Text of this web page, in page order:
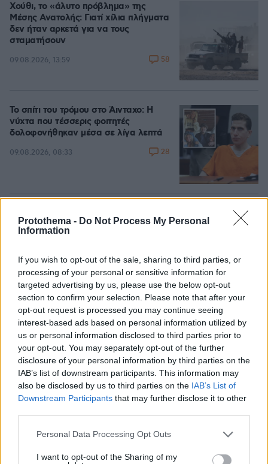
Protothema - Do Not Process My Personal
Information
If you wish to opt-out of the sale, sharing to third parties, or
processing of your personal or sensitive information for
targeted advertising by us, please use the below opt-out
section to confirm your selection. Please note that after your
opt-out request is processed you may continue seeing
interest-based ads based on personal information utilized by
us or personal information disclosed to third parties prior to
your opt-out. You may separately opt-out of the further
disclosure of your personal information by third parties on the
IAB’s list of downstream participants. This information may
also be disclosed by us to third parties on the IAB’s List of
Downstream Participants that may further disclose it to other
Please note that this website/app uses one or more Google
not limited to your visit or usage behaviour. You may click to
Personal Data Processing Opt Outs
I want to opt-out of the Sharing of my
Χούθι, το «άλυτο πρόβλημα» της
Μέσης Ανατολής: Γιατί χίλια πλήγματα
δεν ήταν αρκετά για να τους
σταματήσουν
09.08.2026, 13:59 58
Το σπίτι του τρόμου στο Άινταχο: Η
νύχτα που τέσσερις φοιτητές
δολοφονήθηκαν μέσα σε λίγα λεπτά
09.08.2026, 08:33 28
Η Βαλέρια Χοψονίδου βάφτισε τον γιο
της στη Βουλιαγμένη, δείτε
φωτογραφίες
09.08.2026, 09:44
Η Κλέλια Ανδριολάτου έκανε γιόγκα
δίπλα στον Αχέροντα, δείτε βίντεο
09.08.2026, 15:22 18
ανήλικη στο σπίτι του στα Χανιά, την